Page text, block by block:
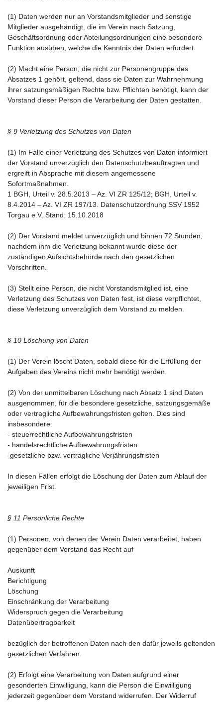
(1) Daten werden nur an Vorstandsmitglieder und sonstige
Mitglieder ausgehändigt, die im Verein nach Satzung,
Geschäftsordnung oder Abteilungsordnungen eine besondere
Funktion ausüben, welche die Kenntnis der Daten erfordert.
(2) Macht eine Person, die nicht zur Personengruppe des
Absatzes 1 gehört, geltend, dass sie Daten zur Wahrnehmung
ihrer satzungsmäßigen Rechte bzw. Pflichten benötigt, kann der
Vorstand dieser Person die Verarbeitung der Daten gestatten.
§ 9 Verletzung des Schutzes von Daten
(1) Im Falle einer Verletzung des Schutzes von Daten informiert
der Vorstand unverzüglich den Datenschutzbeauftragten und
ergreift in Absprache mit diesem angemessene
Sofortmaßnahmen.
1 BGH, Urteil v. 28.5.2013 – Az. VI ZR 125/12; BGH, Urteil v.
8.4.2014 – Az. VI ZR 197/13. Datenschutzordnung SSV 1952
Torgau e.V. Stand: 15.10.2018
(2) Der Vorstand meldet unverzüglich und binnen 72 Stunden,
nachdem ihm die Verletzung bekannt wurde diese der
zuständigen Aufsichtsbehörde nach den gesetzlichen
Vorschriften.
(3) Stellt eine Person, die nicht Vorstandsmitglied ist, eine
Verletzung des Schutzes von Daten fest, ist diese verpflichtet,
diese Verletzung unverzüglich dem Vorstand zu melden.
§ 10 Löschung von Daten
(1) Der Verein löscht Daten, sobald diese für die Erfüllung der
Aufgaben des Vereins nicht mehr benötigt werden.
(2) Von der unmittelbaren Löschung nach Absatz 1 sind Daten
ausgenommen, für die besondere gesetzliche, satzungsgemäße
oder vertragliche Aufbewahrungsfristen gelten. Dies sind
insbesondere:
- steuerrechtliche Aufbewahrungsfristen
- handelsrechtliche Aufbewahrungsfristen
-gesetzliche bzw. vertragliche Verjährungsfristen
In diesen Fällen erfolgt die Löschung der Daten zum Ablauf der
jeweiligen Frist.
§ 11 Persönliche Rechte
(1) Personen, von denen der Verein Daten verarbeitet, haben
gegenüber dem Vorstand das Recht auf
Auskunft
Berichtigung
Löschung
Einschränkung der Verarbeitung
Widerspruch gegen die Verarbeitung
Datenübertragbarkeit
bezüglich der betroffenen Daten nach den dafür jeweils geltenden
gesetzlichen Verfahren.
(2) Erfolgt eine Verarbeitung von Daten aufgrund einer
gesonderten Einwilligung, kann die Person die Einwilligung
jederzeit gegenüber dem Vorstand widerrufen. Der Widerruf